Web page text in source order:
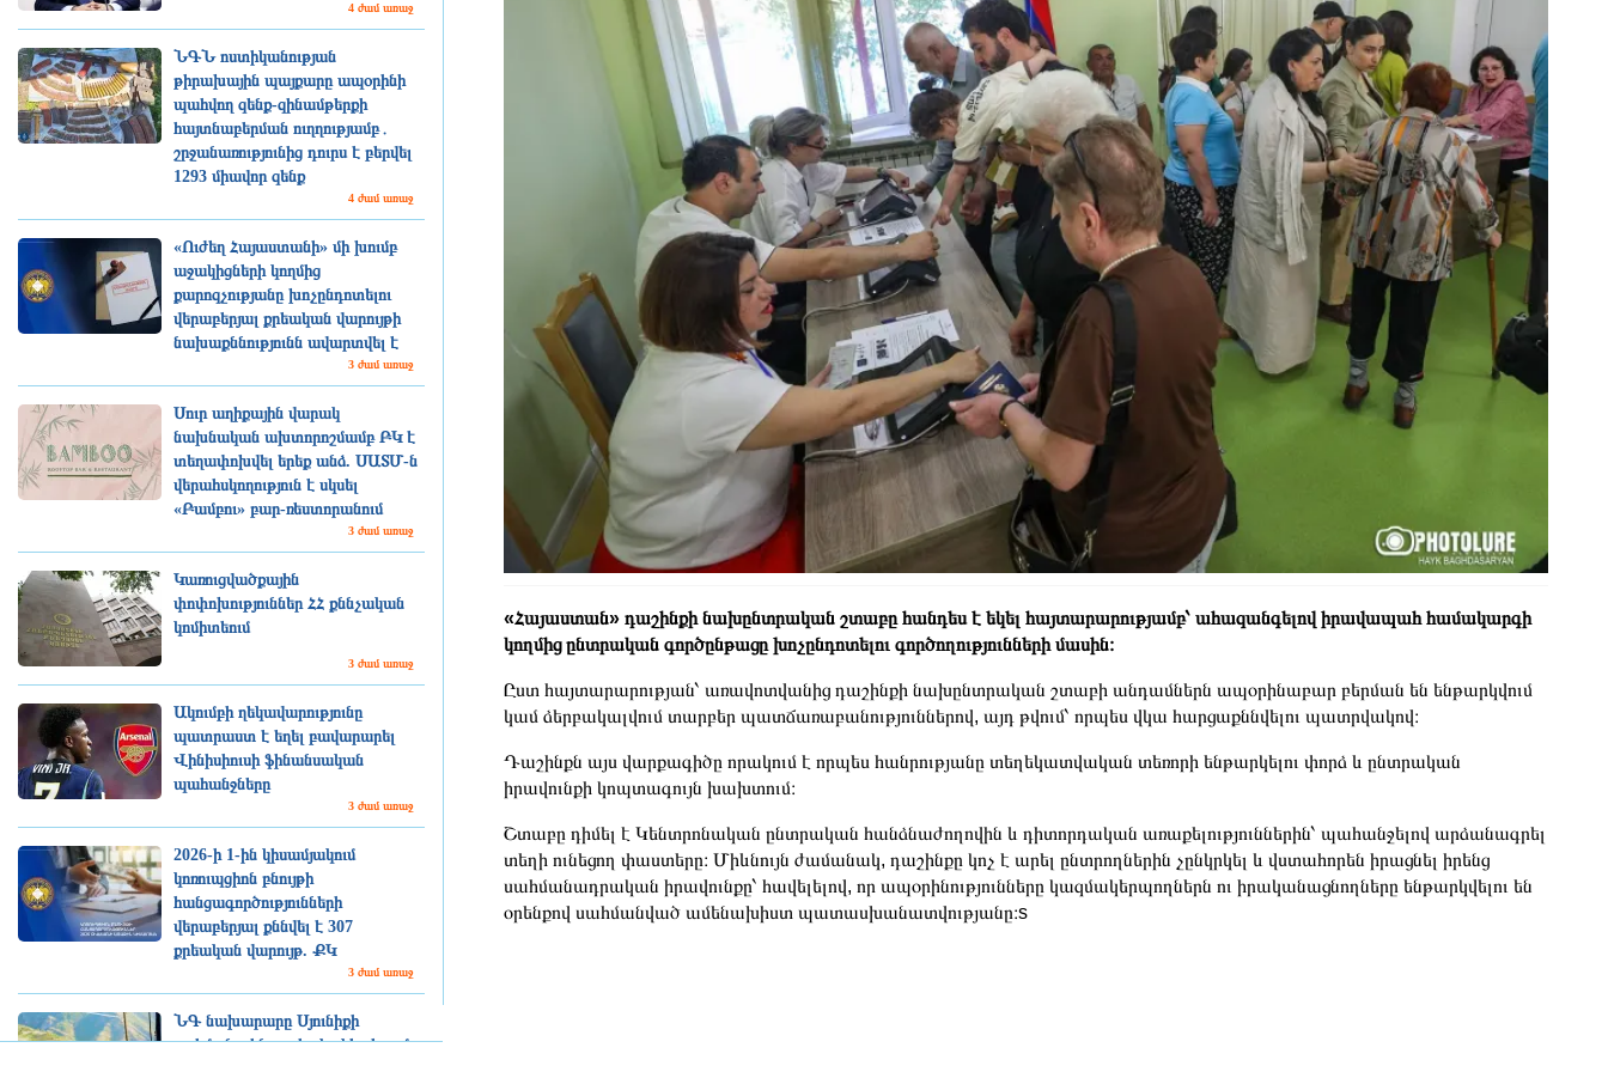
4 ժամ առաջ
ՆԳՆ ոստիկանության
թիրախային պայքարը ապօրինի
պահվող զենք-զինամթերքի
հայտնաբերման ուղղությամբ․
շրջանառությունից դուրս է բերվել
1293 միավոր զենք
4 ժամ առաջ
«Ուժեղ Հայաստանի» մի խումբ
աջակիցների կողմից
քարոզչությանը խոչընդոտելու
վերաբերյալ քրեական վարույթի
նախաքննությունն ավարտվել է
3 ժամ առաջ
Սուր աղիքային վարակ
նախնական ախտորոշմամբ ԲԿ է
տեղափոխվել երեք անձ. ՍԱՏՄ-ն
վերահսկողություն է սկսել
«Բամբու» բար-ռեստորանում
3 ժամ առաջ
Կառուցվածքային
փոփոխություններ ՀՀ քննչական
կոմիտեում
3 ժամ առաջ
Ակումբի ղեկավարությունը
պատրաստ է եղել բավարարել
Վինիսիուսի ֆինանսական
պահանջները
3 ժամ առաջ
2026-ի 1-ին կիսամյակում
կոռուպցիոն բնույթի
հանցագործությունների
վերաբերյալ քննվել է 307
քրեական վարույթ. ՔԿ
3 ժամ առաջ
ՆԳ նախարարը Սյունիքի
սահմանային պահակակետերում
«Հայաստան» դաշինքի նախընտրական շտաբը հանդես է եկել հայտարարությամբ՝ ահազանգելով իրավապահ համակարգի
կողմից ընտրական գործընթացը խոչընդոտելու գործողությունների մասին։
Ըստ հայտարարության՝ առավոտվանից դաշինքի նախընտրական շտաբի անդամներն ապօրինաբար բերման են ենթարկվում
կամ ձերբակալվում տարբեր պատճառաբանություններով, այդ թվում՝ որպես վկա հարցաքննվելու պատրվակով։
Դաշինքն այս վարքագիծը որակում է որպես հանրությանը տեղեկատվական տեռորի ենթարկելու փորձ և ընտրական
իրավունքի կոպտագույն խախտում։
Շտաբը դիմել է Կենտրոնական ընտրական հանձնաժողովին և դիտորդական առաքելություններին՝ պահանջելով արձանագրել
տեղի ունեցող փաստերը։ Միևնույն ժամանակ, դաշինքը կոչ է արել ընտրողներին չընկրկել և վստահորեն իրացնել իրենց
սահմանադրական իրավունքը՝ հավելելով, որ ապօրինությունները կազմակերպողներն ու իրականացնողները ենթարկվելու են
օրենքով սահմանված ամենախիստ պատասխանատվությանը։s